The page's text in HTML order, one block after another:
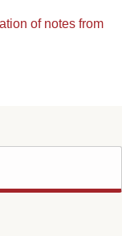
of notes from